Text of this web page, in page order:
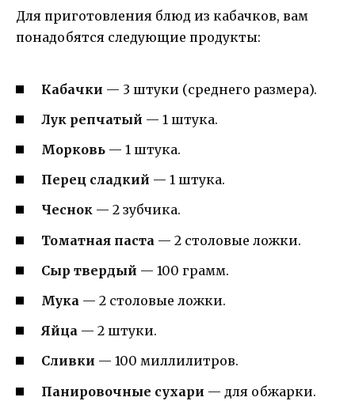
Для приготовления блюд из кабачков, вам
понадобятся следующие продукты:
Кабачки — 3 штуки (среднего размера).
Лук репчатый — 1 штука.
Морковь — 1 штука.
Перец сладкий — 1 штука.
Чеснок — 2 зубчика.
Томатная паста — 2 столовые ложки.
Сыр твердый — 100 грамм.
Мука — 2 столовые ложки.
Яйца — 2 штуки.
Сливки — 100 миллилитров.
Панировочные сухари — для обжарки.